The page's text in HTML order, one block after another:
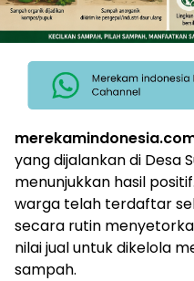
yang dijalankan di Desa
menunjukkan hasil
warga telah terdaftar
secara rutin
nilai jual untuk dikelola
sampah.